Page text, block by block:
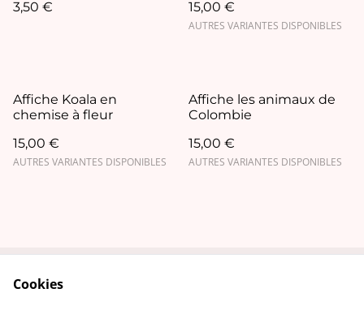
3,50 €
15,00 €
AUTRES VARIANTES DISPONIBLES
Affiche Koala en
chemise à fleur
15,00 €
AUTRES VARIANTES DISPONIBLES
Affiche les animaux de
Colombie
15,00 €
AUTRES VARIANTES DISPONIBLES
Cookies